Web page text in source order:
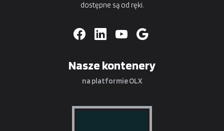
dostępne są od ręki.
Nasze kontenery
na platformie OLX